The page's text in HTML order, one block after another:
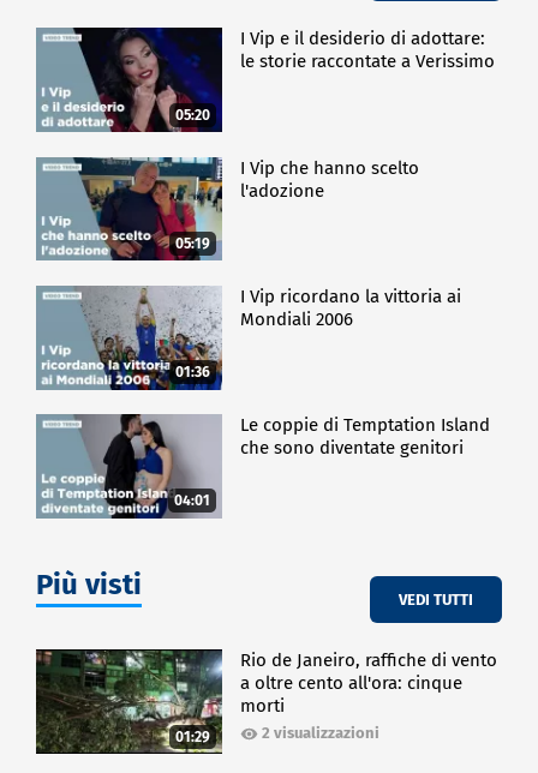
05:20
I Vip e il desiderio di adottare:
le storie raccontate a Verissimo
05:19
I Vip che hanno scelto
l'adozione
01:36
I Vip ricordano la vittoria ai
Mondiali 2006
04:01
Le coppie di Temptation Island
che sono diventate genitori
Più visti VEDI TUTTI
01:29
Rio de Janeiro, raffiche di vento
a oltre cento all'ora: cinque
morti
2 visualizzazioni